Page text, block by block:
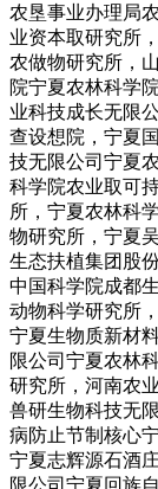
农垦事业办理局
业资本取研究所
农做物研究所，
院宁夏农林科学
业科技成长无限
查设想院，宁夏
技无限公司宁夏
科学院农业取可
所，宁夏农林科
物研究所，宁夏
生态扶植集团股
中国科学院成都
动物科学研究所
宁夏生物质新材
限公司宁夏农林
研究所，河南农
兽研生物科技无
病防止节制核心
宁夏志辉源石酒